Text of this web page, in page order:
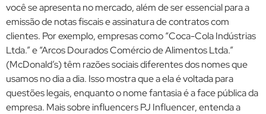
você se apresenta no mercado, além de ser essencial para a
emissão de notas fiscais e assinatura de contratos com
clientes. Por exemplo, empresas como “Coca-Cola Indústrias
Ltda.” e “Arcos Dourados Comércio de Alimentos Ltda.”
(McDonald’s) têm razões sociais diferentes dos nomes que
usamos no dia a dia. Isso mostra que a ela é voltada para
questões legais, enquanto o nome fantasia é a face pública da
empresa. Mais sobre influencers PJ Influencer, entenda a